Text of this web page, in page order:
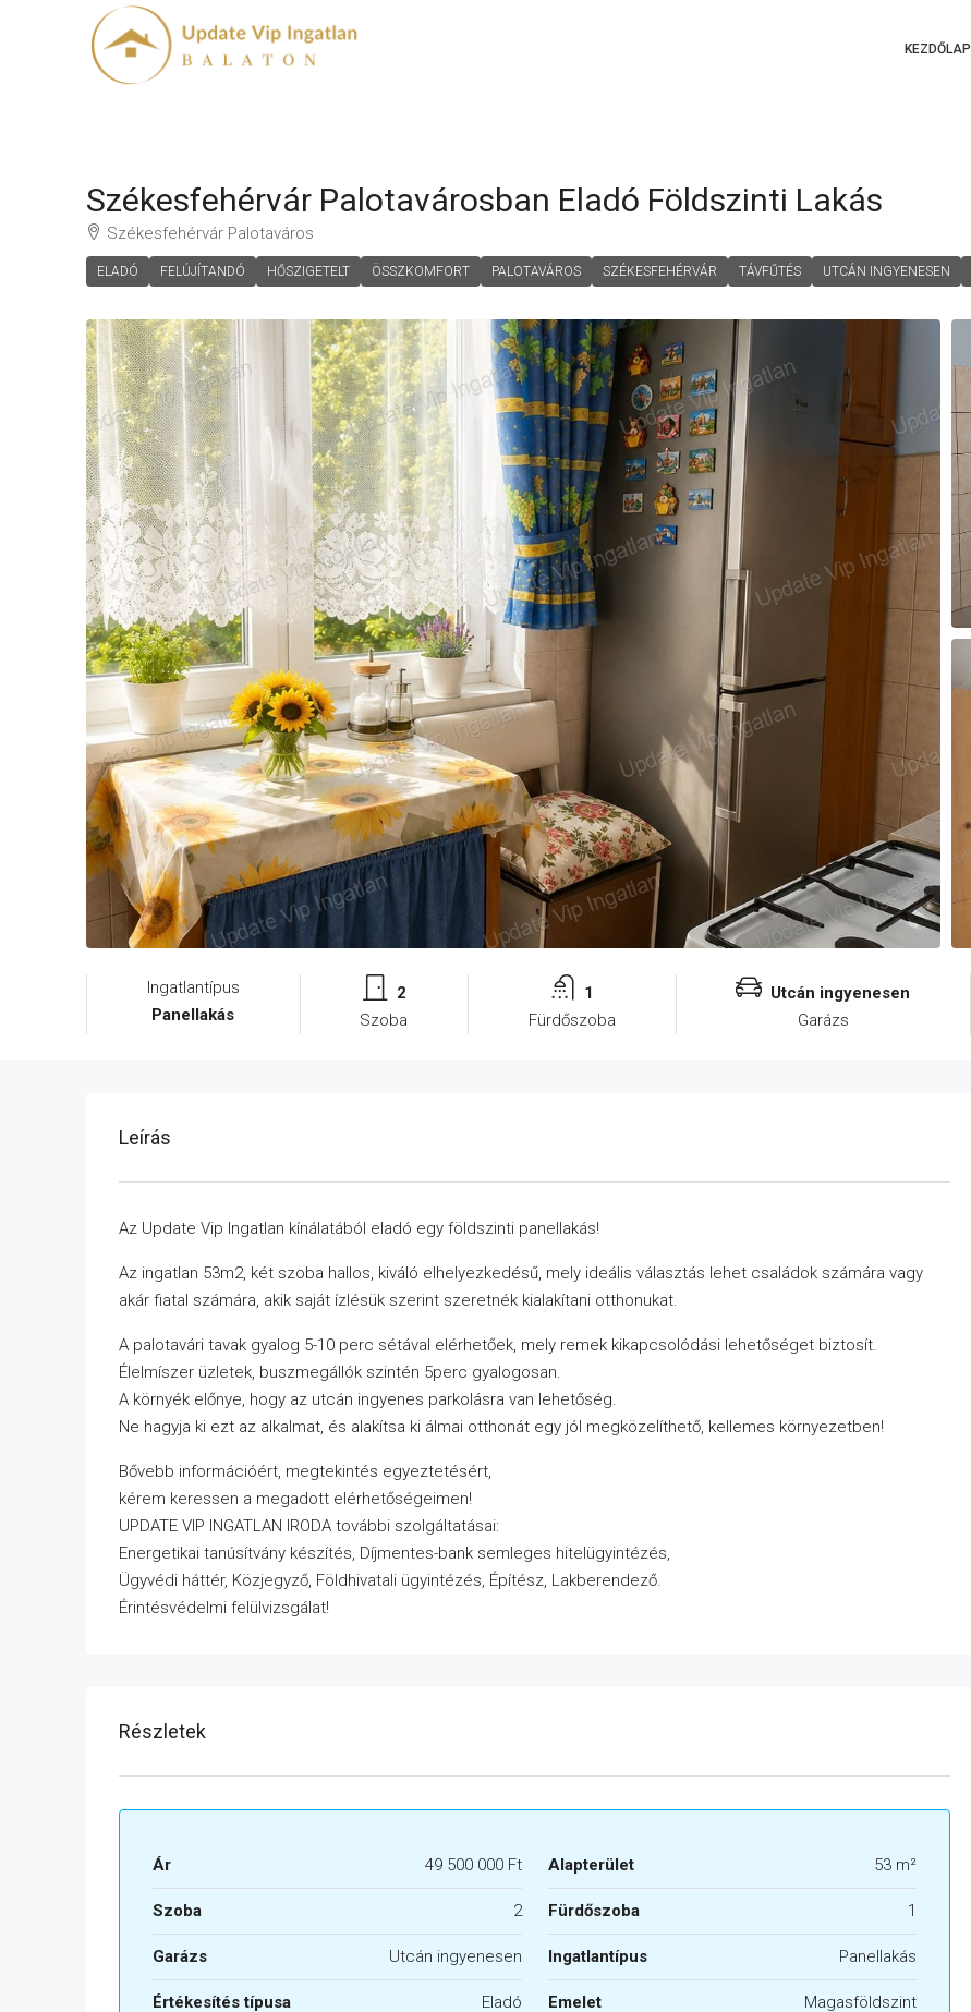
KEZDŐLAP
Székesfehérvár Palotavárosban Eladó Földszinti Lakás
Székesfehérvár Palotaváros
ELADÓ FELÚJÍTANDÓ HŐSZIGETELT ÖSSZKOMFORT PALOTAVÁROS SZÉKESFEHÉRVÁR TÁVFŰTÉS UTCÁN INGYENESEN
Ingatlantípus
Panellakás
2
Szoba
1
Fürdőszoba
Utcán ingyenesen
Garázs
Leírás
Az Update Vip Ingatlan kínálatából eladó egy földszinti panellakás!
Az ingatlan 53m2, két szoba hallos, kiváló elhelyezkedésű, mely ideális választás lehet családok számára vagy
akár fiatal számára, akik saját ízlésük szerint szeretnék kialakítani otthonukat.
A palotavári tavak gyalog 5-10 perc sétával elérhetőek, mely remek kikapcsolódási lehetőséget biztosít.
Élelmíszer üzletek, buszmegállók szintén 5perc gyalogosan.
A környék előnye, hogy az utcán ingyenes parkolásra van lehetőség.
Ne hagyja ki ezt az alkalmat, és alakítsa ki álmai otthonát egy jól megközelíthető, kellemes környezetben!
Bővebb információért, megtekintés egyeztetésért,
kérem keressen a megadott elérhetőségeimen!
UPDATE VIP INGATLAN IRODA további szolgáltatásai:
Energetikai tanúsítvány készítés, Díjmentes-bank semleges hitelügyintézés,
Ügyvédi háttér, Közjegyző, Földhivatali ügyintézés, Építész, Lakberendező.
Érintésvédelmi felülvizsgálat!
Részletek
Ár 49 500 000 Ft Alapterület 53 m²
Szoba 2 Fürdőszoba 1
Garázs Utcán ingyenesen Ingatlantípus Panellakás
Értékesítés típusa Eladó Emelet Magasföldszint